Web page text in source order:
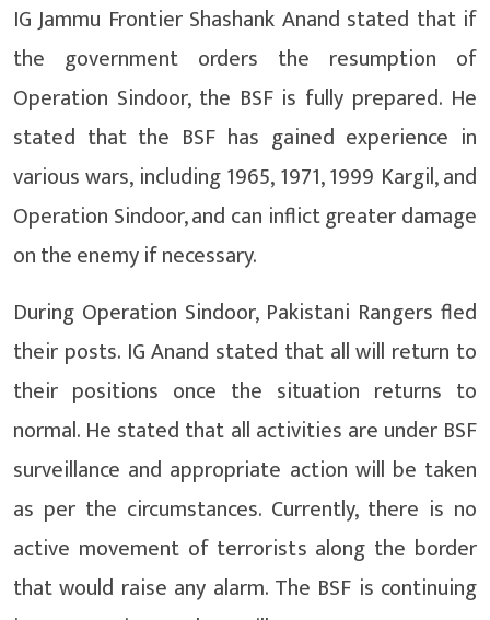
IG Jammu Frontier Shashank Anand stated that if
the government orders the resumption of
Operation Sindoor, the BSF is fully prepared. He
stated that the BSF has gained experience in
various wars, including 1965, 1971, 1999 Kargil, and
Operation Sindoor, and can inflict greater damage
on the enemy if necessary.
During Operation Sindoor, Pakistani Rangers fled
their posts. IG Anand stated that all will return to
their positions once the situation returns to
normal. He stated that all activities are under BSF
surveillance and appropriate action will be taken
as per the circumstances. Currently, there is no
active movement of terrorists along the border
that would raise any alarm. The BSF is continuing